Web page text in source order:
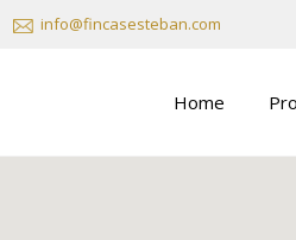
info@fincasesteban.com
Home